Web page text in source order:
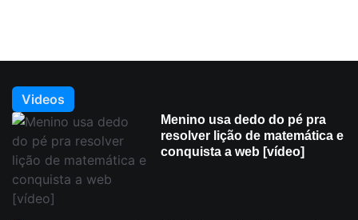
Videos
Menino usa dedo do pé pra
resolver lição de matemática e
conquista a web [vídeo]